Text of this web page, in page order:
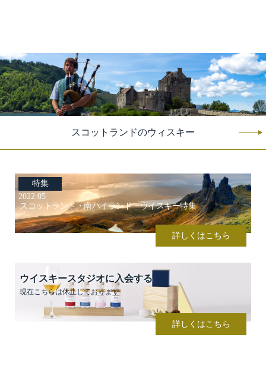
スコットランドのウィスキー
特集
2022.05
スコットランド・南ハイランド ウイスキー特集
詳しくはこちら
ウイスキースタジオに入会する
現在こちらは休止しております
詳しくはこちら